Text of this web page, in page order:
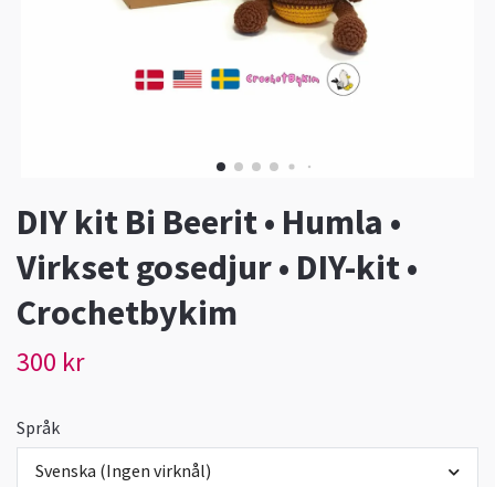
DIY kit Bi Beerit • Humla •
Virkset gosedjur • DIY-kit •
Crochetbykim
300 kr
Språk
Svenska (Ingen virknål)